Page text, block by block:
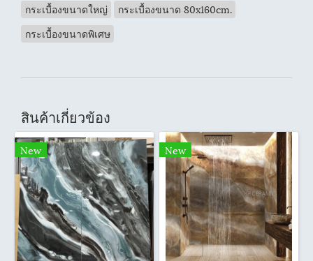
กระเบื้องขนาดใหญ่
กระเบื้องขนาด 80x160cm.
กระเบื้องขนาดพิเศษ
สินค้าเกี่ยวข้อง
New New